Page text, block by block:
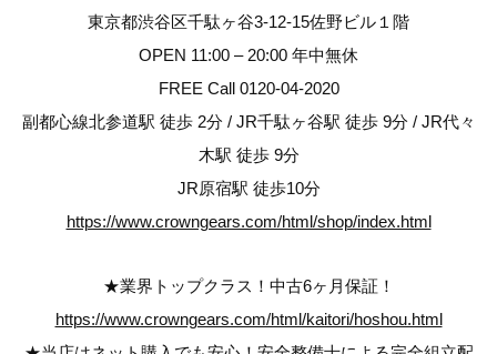
東京都渋谷区千駄ヶ谷3-12-15佐野ビル１階
OPEN 11:00 – 20:00 年中無休
FREE Call 0120-04-2020
副都心線北参道駅 徒歩 2分 / JR千駄ヶ谷駅 徒歩 9分 / JR代々
木駅 徒歩 9分
JR原宿駅 徒歩10分
https://www.crowngears.com/html/shop/index.html
★業界トップクラス！中古6ヶ月保証！
https://www.crowngears.com/html/kaitori/hoshou.html